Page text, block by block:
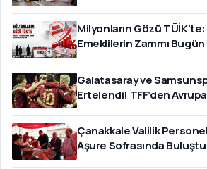
Milyonların Gözü
Emeklilerin Zammı
Galatasaray ve
Ertelendi! TFF’den
Çanakkale Valilik
Aşure Sofrasında Buluştu